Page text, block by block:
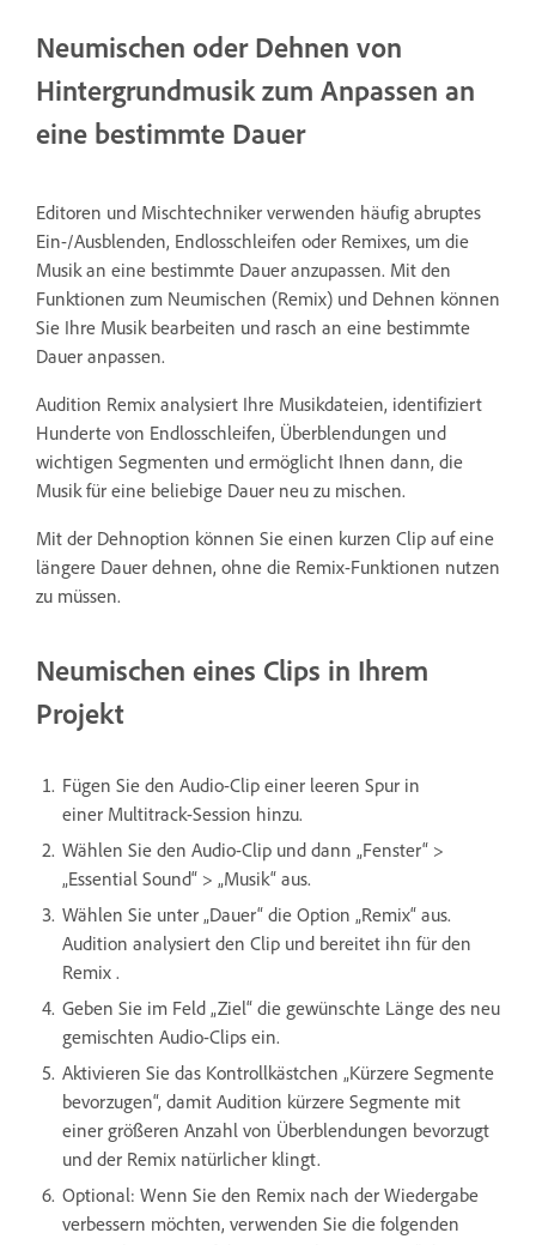
Neumischen oder Dehnen von
Hintergrundmusik zum Anpassen an
eine bestimmte Dauer
Editoren und Mischtechniker verwenden häufig abruptes
Ein-/Ausblenden, Endlosschleifen oder Remixes, um die
Musik an eine bestimmte Dauer anzupassen. Mit den
Funktionen zum Neumischen (Remix) und Dehnen können
Sie Ihre Musik bearbeiten und rasch an eine bestimmte
Dauer anpassen.
Audition Remix analysiert Ihre Musikdateien, identifiziert
Hunderte von Endlosschleifen, Überblendungen und
wichtigen Segmenten und ermöglicht Ihnen dann, die
Musik für eine beliebige Dauer neu zu mischen.
Mit der Dehnoption können Sie einen kurzen Clip auf eine
längere Dauer dehnen, ohne die Remix-Funktionen nutzen
zu müssen.
Neumischen eines Clips in Ihrem
Projekt
Fügen Sie den Audio-Clip einer leeren Spur in
einer Multitrack-Session hinzu.
Wählen Sie den Audio-Clip und dann „Fenster“ >
„Essential Sound“ > „Musik“ aus.
Wählen Sie unter „Dauer“ die Option „Remix“ aus.
Audition analysiert den Clip und bereitet ihn für den
Remix .
Geben Sie im Feld „Ziel“ die gewünschte Länge des neu
gemischten Audio-Clips ein.
Aktivieren Sie das Kontrollkästchen „Kürzere Segmente
bevorzugen“, damit Audition kürzere Segmente mit
einer größeren Anzahl von Überblendungen bevorzugt
und der Remix natürlicher klingt.
Optional: Wenn Sie den Remix nach der Wiedergabe
verbessern möchten, verwenden Sie die folgenden